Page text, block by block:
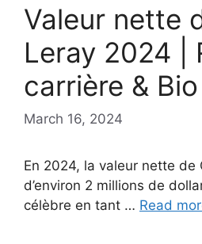
Valeur nette
Leray 2024 |
carrière & Bio
March 16, 2024
En 2024, la valeur nette de
d’environ 2 millions de
célèbre en tant … Read